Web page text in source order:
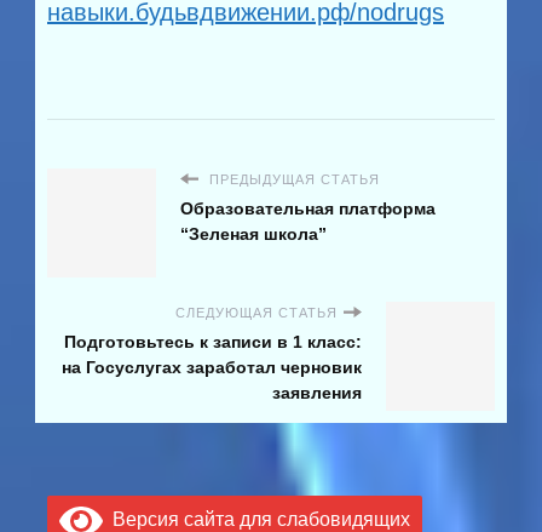
навыки.будьвдвижении.рф/nodrugs
ПРЕДЫДУЩАЯ СТАТЬЯ
Образовательная платформа
“Зеленая школа”
СЛЕДУЮЩАЯ СТАТЬЯ
Подготовьтесь к записи в 1 класс:
на Госуслугах заработал черновик
заявления
Версия сайта для слабовидящих